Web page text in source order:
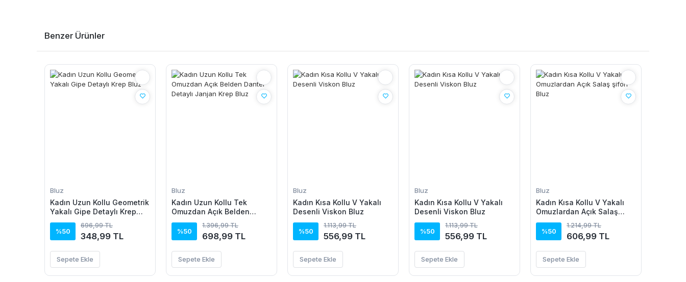
Benzer Ürünler
Bluz
Kadın Uzun Kollu Geometrik
Yakalı Gipe Detaylı Krep
Bluz
%50
696,99 TL
348,99 TL
Sepete Ekle
Bluz
Kadın Uzun Kollu Tek
Omuzdan Açık Belden
Dantel Detaylı Janjan Krep
Bluz
%50
1.396,99 TL
698,99 TL
Sepete Ekle
Bluz
Kadın Kısa Kollu V Yakalı
Desenli Viskon Bluz
%50
1.113,99 TL
556,99 TL
Sepete Ekle
Bluz
Kadın Kısa Kollu V Yakalı
Desenli Viskon Bluz
%50
1.113,99 TL
556,99 TL
Sepete Ekle
Bluz
Kadın Kısa Kollu V Yakalı
Omuzlardan Açık Salaş
şifon Bluz
%50
1.214,99 TL
606,99 TL
Sepete Ekle